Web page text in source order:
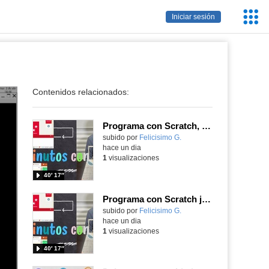
Iniciar sesión
Contenidos relacionados:
Programa con Scratch, 8 diferentes juegos para vivir la emoción de los partidos de España en el mundial 2026
Contenido educativo.
subido por Felicisimo G.
40′ 17″
hace un dia
1 visualizaciones
Programa con Scratch juegos con los partidos del mundial 2026 ganados por España
Contenido educativo.
subido por Felicisimo G.
40′ 17″
hace un dia
1 visualizaciones